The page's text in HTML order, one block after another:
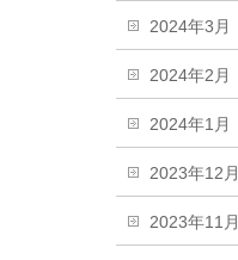
2024年3月
2024年2月
2024年1月
2023年12月
2023年11月